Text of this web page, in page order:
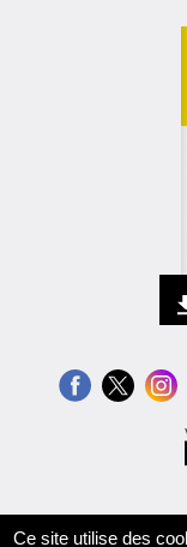
Contact Crédits
Ce site utilise des